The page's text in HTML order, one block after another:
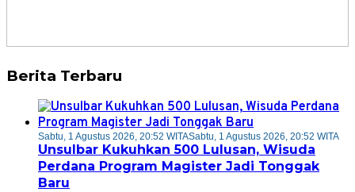
Berita Terbaru
Sabtu, 1 Agustus 2026, 20:52 WITASabtu, 1 Agustus 2026, 20:52 WITA
Unsulbar Kukuhkan 500 Lulusan, Wisuda
Perdana Program Magister Jadi Tonggak
Baru